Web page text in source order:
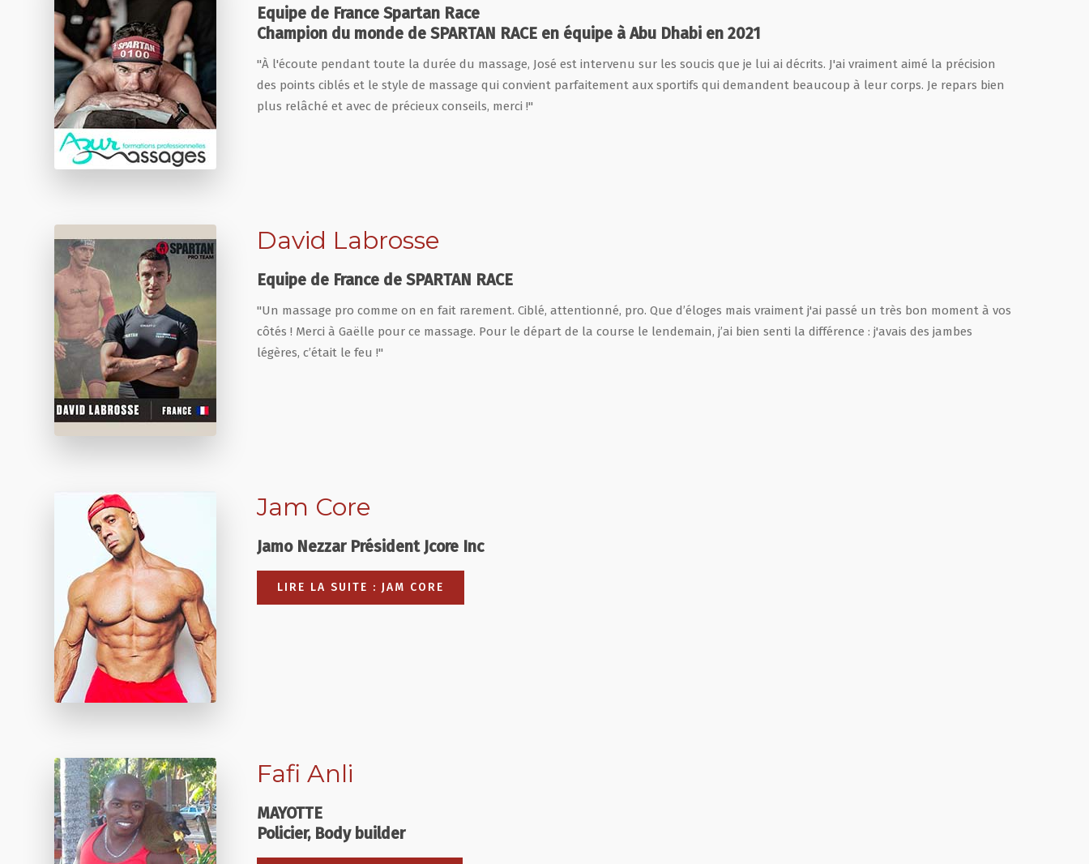
Equipe de France Spartan Race
Champion du monde de SPARTAN RACE en équipe à Abu Dhabi en 2021
"À l'écoute pendant toute la durée du massage, José est intervenu sur les soucis que je lui ai décrits. J'ai vraiment aimé la précision
des points ciblés et le style de massage qui convient parfaitement aux sportifs qui demandent beaucoup à leur corps. Je repars bien
plus relâché et avec de précieux conseils, merci !"
David Labrosse
Equipe de France de SPARTAN RACE
"Un massage pro comme on en fait rarement. Ciblé, attentionné, pro. Que d’éloges mais vraiment j'ai passé un très bon moment à vos
côtés ! Merci à Gaëlle pour ce massage. Pour le départ de la course le lendemain, j’ai bien senti la différence : j'avais des jambes
légères, c’était le feu !"
Jam Core
Jamo Nezzar Président Jcore Inc
LIRE LA SUITE : JAM CORE
Fafi Anli
MAYOTTE
Policier, Body builder